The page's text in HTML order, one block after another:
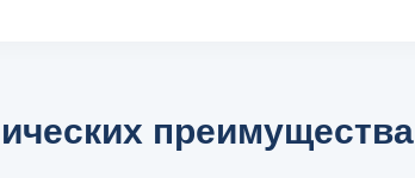
преимущества